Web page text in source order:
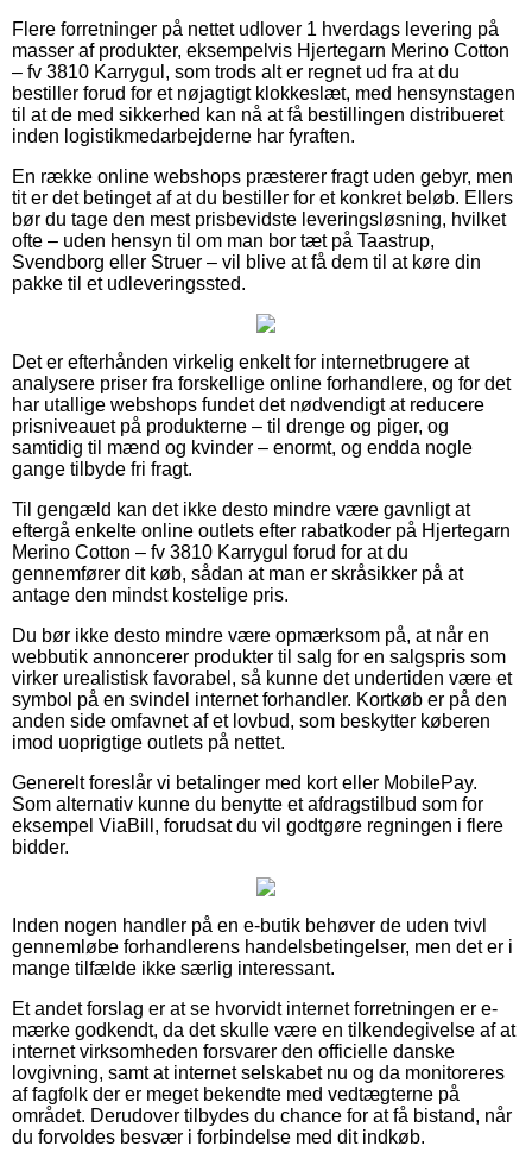
Flere forretninger på nettet udlover 1 hverdags levering på
masser af produkter, eksempelvis Hjertegarn Merino Cotton
– fv 3810 Karrygul, som trods alt er regnet ud fra at du
bestiller forud for et nøjagtigt klokkeslæt, med hensynstagen
til at de med sikkerhed kan nå at få bestillingen distribueret
inden logistikmedarbejderne har fyraften.
En række online webshops præsterer fragt uden gebyr, men
tit er det betinget af at du bestiller for et konkret beløb. Ellers
bør du tage den mest prisbevidste leveringsløsning, hvilket
ofte – uden hensyn til om man bor tæt på Taastrup,
Svendborg eller Struer – vil blive at få dem til at køre din
pakke til et udleveringssted.
Det er efterhånden virkelig enkelt for internetbrugere at
analysere priser fra forskellige online forhandlere, og for det
har utallige webshops fundet det nødvendigt at reducere
prisniveauet på produkterne – til drenge og piger, og
samtidig til mænd og kvinder – enormt, og endda nogle
gange tilbyde fri fragt.
Til gengæld kan det ikke desto mindre være gavnligt at
eftergå enkelte online outlets efter rabatkoder på Hjertegarn
Merino Cotton – fv 3810 Karrygul forud for at du
gennemfører dit køb, sådan at man er skråsikker på at
antage den mindst kostelige pris.
Du bør ikke desto mindre være opmærksom på, at når en
webbutik annoncerer produkter til salg for en salgspris som
virker urealistisk favorabel, så kunne det undertiden være et
symbol på en svindel internet forhandler. Kortkøb er på den
anden side omfavnet af et lovbud, som beskytter køberen
imod uoprigtige outlets på nettet.
Generelt foreslår vi betalinger med kort eller MobilePay.
Som alternativ kunne du benytte et afdragstilbud som for
eksempel ViaBill, forudsat du vil godtgøre regningen i flere
bidder.
Inden nogen handler på en e-butik behøver de uden tvivl
gennemløbe forhandlerens handelsbetingelser, men det er i
mange tilfælde ikke særlig interessant.
Et andet forslag er at se hvorvidt internet forretningen er e-
mærke godkendt, da det skulle være en tilkendegivelse af at
internet virksomheden forsvarer den officielle danske
lovgivning, samt at internet selskabet nu og da monitoreres
af fagfolk der er meget bekendte med vedtægterne på
området. Derudover tilbydes du chance for at få bistand, når
du forvoldes besvær i forbindelse med dit indkøb.